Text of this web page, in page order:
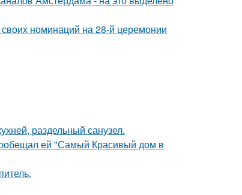
номинаций на 28-й церемонии
раздельный санузел.
ей "Самый Красивый дом в